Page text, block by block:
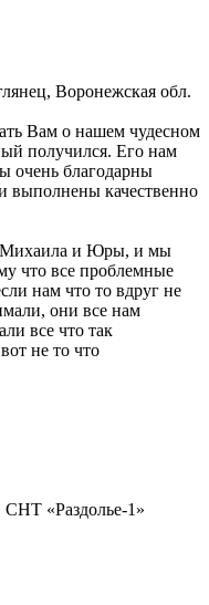
Воронежская обл.
Вам о нашем чудесном
получился. Его нам
очень благодарны
выполнены качественно
Михаила и Юры, и мы
что все проблемные
нам что то вдруг не
они все нам
все что так
не то что
«Раздолье-1»